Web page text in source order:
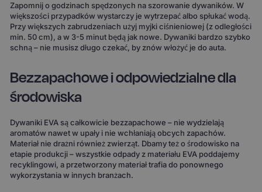
Zapomnij o godzinach spędzonych na szorowanie dywaników. W
większości przypadków wystarczy je wytrzepać albo spłukać wodą.
Przy większych zabrudzeniach użyj myjki ciśnieniowej (z odległości
min. 50 cm), a w 3-5 minut będą jak nowe. Dywaniki bardzo szybko
schną – nie musisz długo czekać, by znów włożyć je do auta.
Bezzapachowe i odpowiedzialne dla
środowiska
Dywaniki EVA są całkowicie bezzapachowe – nie wydzielają
aromatów nawet w upały i nie wchłaniają obcych zapachów.
Materiał nie drażni również zwierząt. Dbamy też o środowisko na
etapie produkcji – wszystkie odpady z materiału EVA poddajemy
recyklingowi, a przetworzony materiał trafia do ponownego
wykorzystania w innych branżach.